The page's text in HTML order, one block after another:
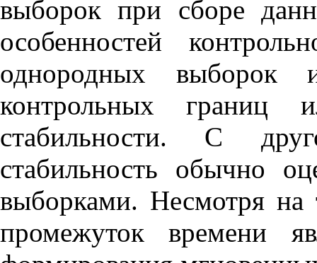
выборок при сборе
особенностей
однородных выборок
контрольных границ
стабильности. С
стабильность обычно
выборками. Несмотря на
промежуток времени